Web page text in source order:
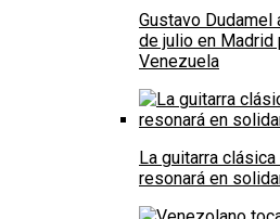
Gustavo
de julio en
Venezuela
La guitarra
resonará en